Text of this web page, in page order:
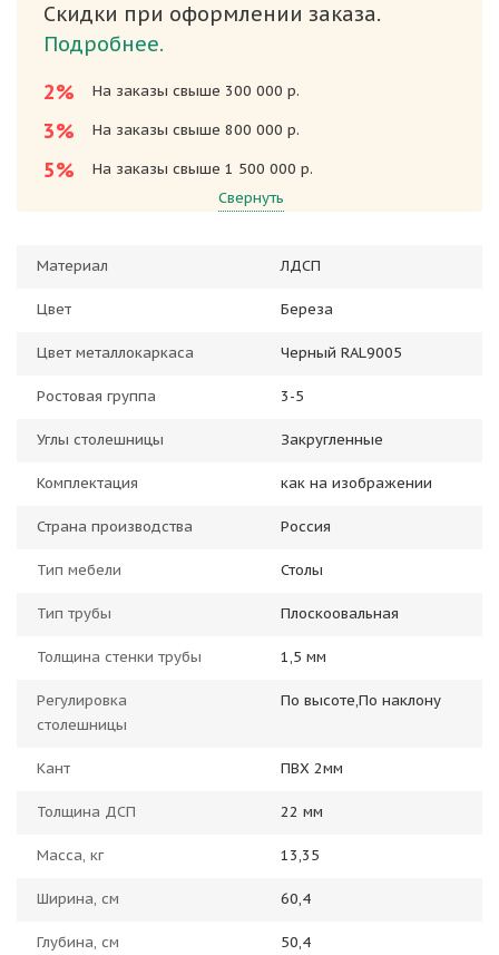
Скидки при оформлении заказа.
Подробнее.
2%
На заказы свыше 300 000 р.
3% На заказы свыше 800 000 р.
5%
На заказы свыше 1 500 000 р.
Свернуть
Материал ЛДСП
Цвет Береза
Цвет металлокаркаса Черный RAL9005
Ростовая группа 3-5
Углы столешницы Закругленные
Комплектация как на изображении
Страна производства Россия
Тип мебели Столы
Тип трубы Плоскоовальная
Толщина стенки трубы 1,5 мм
Регулировка
столешницы
По высоте,По наклону
Кант ПВХ 2мм
Толщина ДСП 22 мм
Масса, кг 13,35
Ширина, см 60,4
Глубина, см 50,4